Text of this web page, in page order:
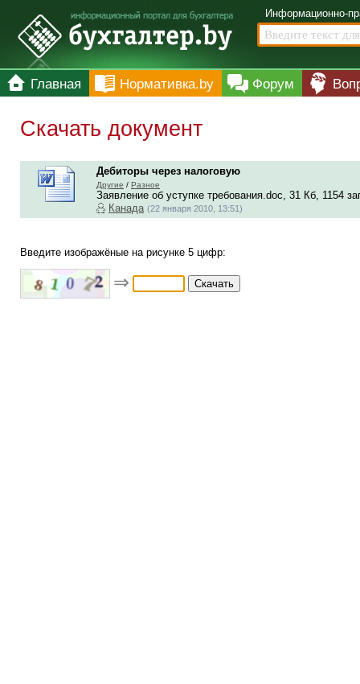
Информационно-
Главная Нормативка.by Форум
Скачать документ
Дебиторы через налоговую
Другие / Разное
Заявление об уступке требования.doc, 31 Кб, 1154
Канада (22 января 2010, 13:51)
Введите изображёные на рисунке 5 цифр:
⇒